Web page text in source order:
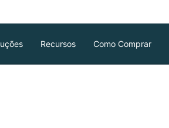
Recursos Como Comprar